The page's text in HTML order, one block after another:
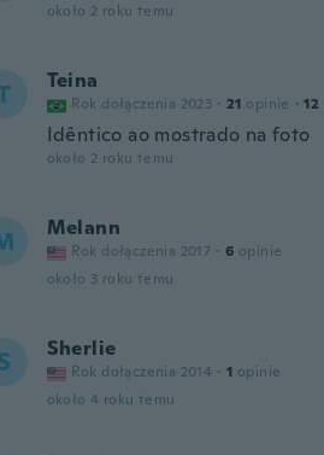
około 2 roku temu
Teina
Rok dołączenia 2023 · 21 opinie · 12
Idêntico ao mostrado na foto
około 2 roku temu
Melann
Rok dołączenia 2017 · 6 opinie
około 3 roku temu
Sherlie
Rok dołączenia 2014 · 1 opinie
około 4 roku temu